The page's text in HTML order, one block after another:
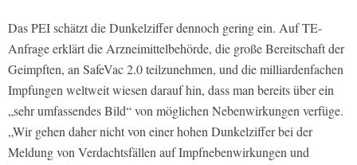
Das PEI schätzt die Dunkelziffer dennoch gering ein. Auf TE-
Anfrage erklärt die Arzneimittelbehörde, die große Bereitschaft der
Geimpften, an SafeVac 2.0 teilzunehmen, und die milliardenfachen
Impfungen weltweit wiesen darauf hin, dass man bereits über ein
„sehr umfassendes Bild“ von möglichen Nebenwirkungen verfüge.
„Wir gehen daher nicht von einer hohen Dunkelziffer bei der
Meldung von Verdachtsfällen auf Impfnebenwirkungen und